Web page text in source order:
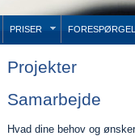
PRISER
Projekter
Samarbejde
Hvad dine behov og